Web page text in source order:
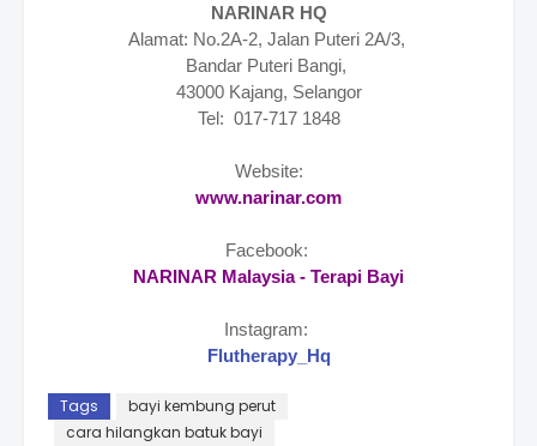
NARINAR HQ
Alamat: No.2A-2, Jalan Puteri 2A/3,
Bandar Puteri Bangi,
43000 Kajang, Selangor
Tel: 017-717 1848
Website:
www.narinar.com
Facebook:
NARINAR Malaysia - Terapi Bayi
Instagram:
Flutherapy_Hq
Tags
bayi kembung perut
cara hilangkan batuk bayi